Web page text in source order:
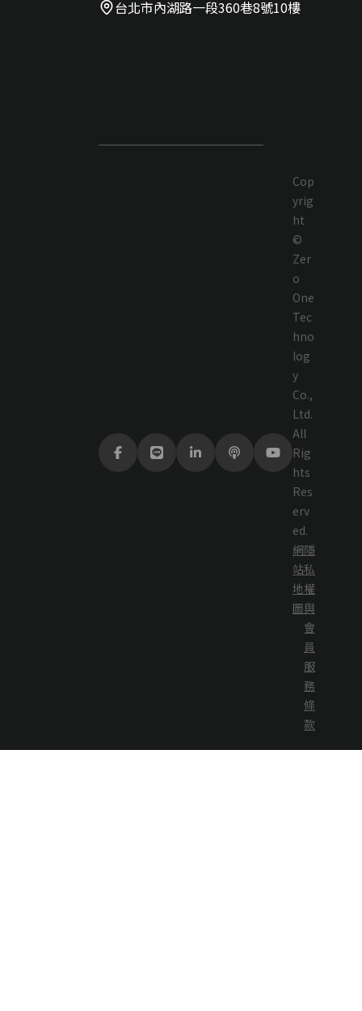
台北市內湖路一段360巷8號10樓
Cop
yrig
ht
©
Zer
o
One
Tec
hno
log
y
Co.,
Ltd.
All
Rig
hts
Res
erv
ed.
網
站
地
圖
隱
私
權
與
會
員
服
務
條
款